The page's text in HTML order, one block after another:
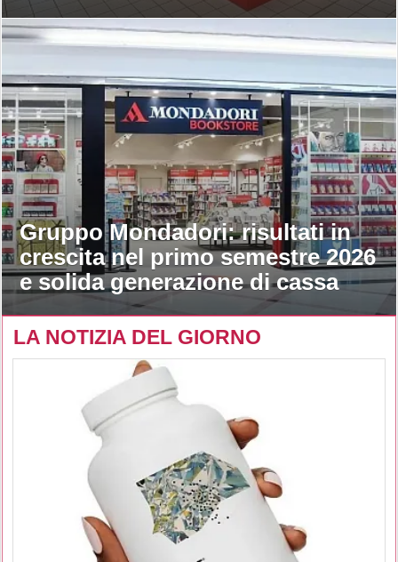
Gruppo Mondadori: risultati in
crescita nel primo semestre 2026
e solida generazione di cassa
LA NOTIZIA DEL GIORNO